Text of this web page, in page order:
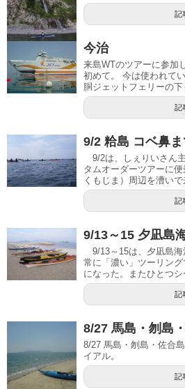
記
今治
来島WTのツアーに参加
初めて。 今は使われて
胴ジェットフェリーの
記
9/2 粭島 コベ鼻
9/2は、しぇりいさん
タムオーダーツアーに
くもじま）周辺を漕い
記
9/13～15 夕凪島
9/13～15は、夕凪島海
常に「濃い」ツーリン
になった。またひとつ
記
8/27 馬島・刎島
8/27 馬島・刎島・佐合
イアル。
記